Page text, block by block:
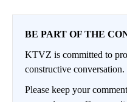
BE PART OF THE
KTVZ is committed to
constructive conversation.
Please keep your